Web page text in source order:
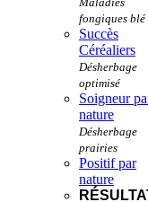
Succès
Céréaliers
Soigneur
nature
Positif par
nature